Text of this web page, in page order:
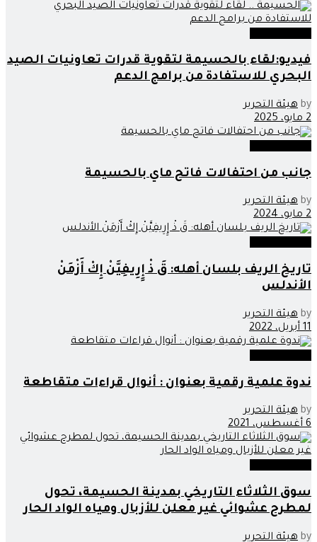
فيديو:لقاء بالحسيمة لتقوية قدرات تعاونيات الصيد
البحري للاستفادة من برامج الدعم
by هيئة التحرير
2 مايو، 2025
جانب من احتفالات فاتح ماي بالحسيمة
by هيئة التحرير
2 مايو، 2024
تاريخ الريف بلسان أهله: قَ ذْ إِِرِيفِيَّنْ إِكْ أَزْمَنْ
الأندلس
by هيئة التحرير
11 أبريل، 2022
ندوة علمية رقمية بعنوان : أنوال قراءات متقاطعة
by هيئة التحرير
6 أغسطس، 2021
سوق الثلاثاء التاريخي بمدينة الحسيمة، تحول
لمطرح عشوائي غير معلن للأزبال ومياه الواد الحار
by هيئة التحرير